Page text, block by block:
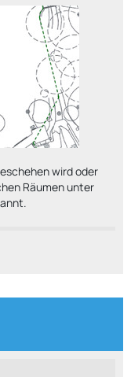
wird oder
Räumen unter